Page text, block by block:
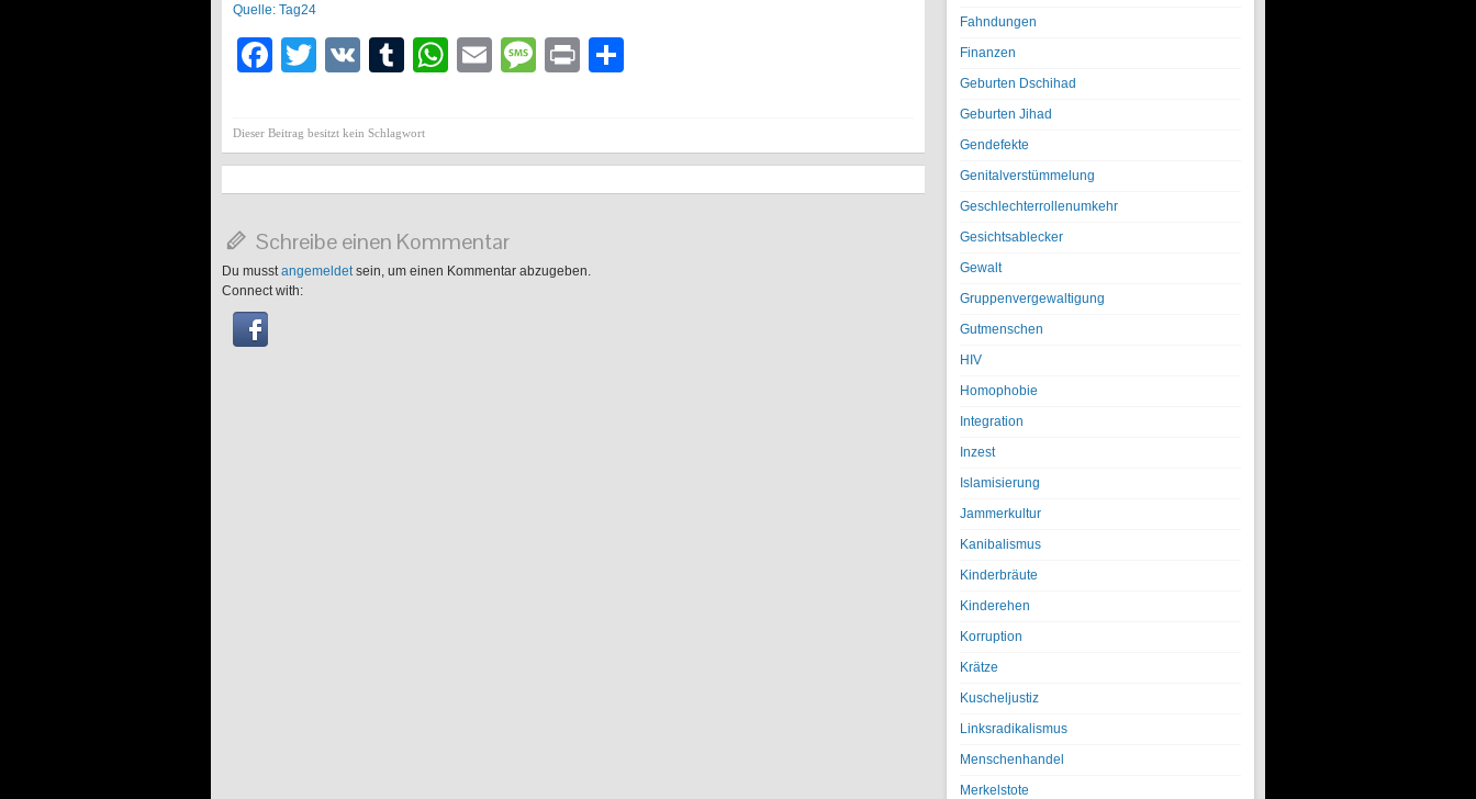
Quelle: Tag24
Facebook
Twitter
VK Tumblr
WhatsApp
EmailMessage
Print
Dieser Beitrag besitzt kein Schlagwort
Schreibe einen Kommentar
Du musstangemeldetsein, um einen Kommentar abzugeben.
Connect with:
Fahndungen
Finanzen
Geburten Dschihad
Geburten Jihad
Gendefekte
Genitalverstümmelung
Geschlechterrollenumkehr
Gesichtsablecker
Gewalt
Gruppenvergewaltigung
Gutmenschen
HIV
Homophobie
Integration
Inzest
Islamisierung
Jammerkultur
Kanibalismus
Kinderbräute
Kinderehen
Korruption
Krätze
Kuscheljustiz
Linksradikalismus
Menschenhandel
Merkelstote